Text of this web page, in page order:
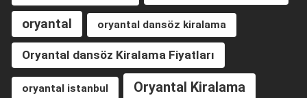
oryantal oryantal dansöz kiralama
Oryantal dansöz Kiralama Fiyatları
oryantal istanbul Oryantal Kiralama